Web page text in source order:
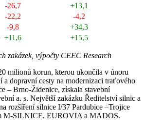
-26,7
+13,1
-22,2
-4,2
-9,8
+34,3
+11,6 +15,5
zakázek, výpočty CEEC Research
milionů korun, kterou ukončila v únoru
a dopravní cesty na modernizaci traťového
– Brno-Židenice, získala stavební
a. s. Největší zakázku Ředitelství silnic a
rozšíření silnice I/37 Pardubice –Trojice
M-SILNICE, EUROVIA a MADOS.